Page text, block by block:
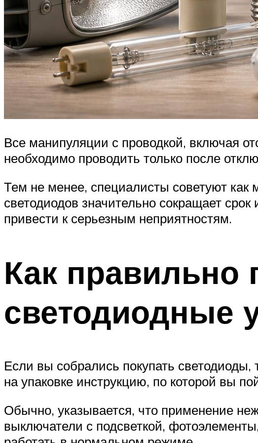
Все манипуляции с проводкой, включая
необходимо проводить только после
Тем не менее, специалисты советуют как
светодиодов значительно сокращает
привести к серьезным неприятностям.
Как правильно
светодиодные
Если вы собрались покупать светодиоды,
на упаковке инструкцию, по которой вы
Обычно, указывается, что применение
выключатели с подсветкой,